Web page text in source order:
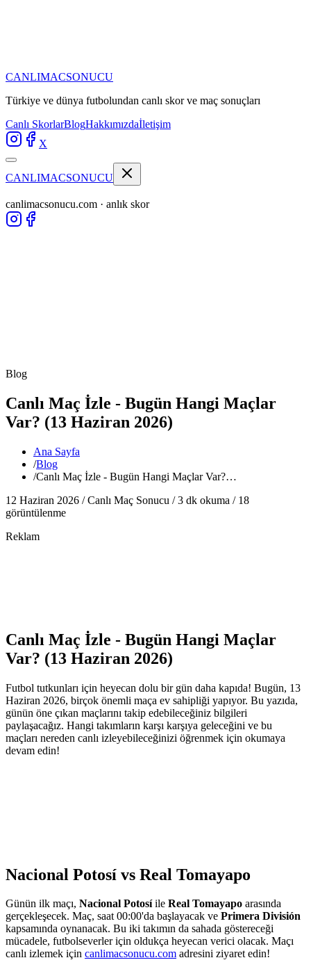
CANLIMACSONUCU
Türkiye ve dünya futbolundan canlı skor ve maç sonuçları
Canlı SkorlarBlogHakkımızdaİletişim
X
CANLIMACSONUCU
canlimacsonucu.com · anlık skor
Blog
Canlı Maç İzle - Bugün Hangi Maçlar
Var? (13 Haziran 2026)
Ana Sayfa
/Blog
/Canlı Maç İzle - Bugün Hangi Maçlar Var?…
12 Haziran 2026 /Canlı Maç Sonucu /3 dk okuma / 18
görüntülenme
Reklam
Canlı Maç İzle - Bugün Hangi Maçlar
Var? (13 Haziran 2026)
Futbol tutkunları için heyecan dolu bir gün daha kapıda! Bugün, 13
Haziran 2026, birçok önemli maça ev sahipliği yapıyor. Bu yazıda,
günün öne çıkan maçlarını takip edebileceğiniz bilgileri
paylaşacağız. Hangi takımların karşı karşıya geleceğini ve bu
maçları nereden canlı izleyebileceğinizi öğrenmek için okumaya
devam edin!
Nacional Potosí vs Real Tomayapo
Günün ilk maçı, Nacional Potosíile Real Tomayapo arasında
gerçekleşecek. Maç, saat 00:00'da başlayacak ve Primera División
kapsamında oynanacak. Bu iki takımın da sahada göstereceği
mücadele, futbolseverler için oldukça heyecan verici olacak. Maçı
canlı izlemek için canlimacsonucu.com adresini ziyaret edin!